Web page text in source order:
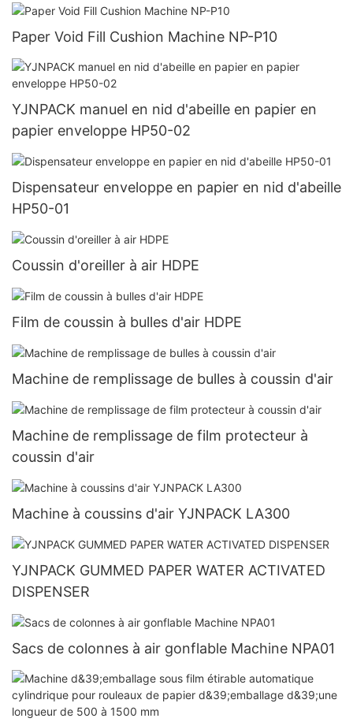
Paper Void Fill Cushion Machine NP-P10
YJNPACK manuel en nid d'abeille en papier en
papier enveloppe HP50-02
Dispensateur enveloppe en papier en nid d'abeille
HP50-01
Coussin d'oreiller à air HDPE
Film de coussin à bulles d'air HDPE
Machine de remplissage de bulles à coussin d'air
Machine de remplissage de film protecteur à
coussin d'air
Machine à coussins d'air YJNPACK LA300
YJNPACK GUMMED PAPER WATER ACTIVATED
DISPENSER
Sacs de colonnes à air gonflable Machine NPA01